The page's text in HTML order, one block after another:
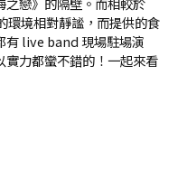
環境相對靜謐，而提供的食
有 live band 現場駐場演
實力都蠻不錯的！一起來看